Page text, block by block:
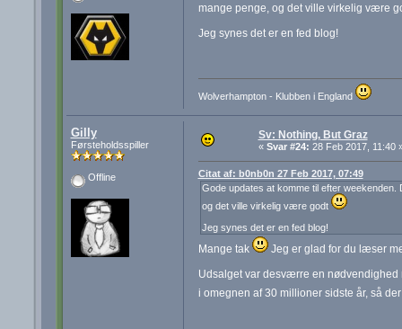
mange penge, og det ville virkelig være
Jeg synes det er en fed blog!
Wolverhampton - Klubben i England
Gilly
Førsteholdsspiller
Offline
Sv: Nothing, But Graz
« Svar #24: 28 Feb 2017, 11:40
Citat af: b0nb0n 27 Feb 2017, 07:49
Gode updates at komme til efter
og det ville virkelig være godt
Jeg synes det er en fed blog!
Mange tak
Jeg er glad for du læser
Udsalget var desværre en
i omegnen af 30 millioner sidste år, så